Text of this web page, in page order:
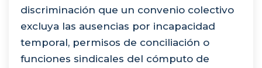
discriminación que un convenio colectivo
excluya las ausencias por incapacidad
temporal, permisos de conciliación o
funciones sindicales del cómputo de